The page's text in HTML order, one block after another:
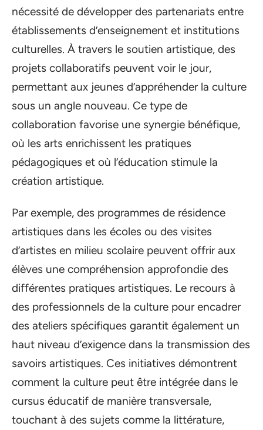
nécessité de développer des partenariats entre
établissements d’enseignement et institutions
culturelles. À travers le soutien artistique, des
projets collaboratifs peuvent voir le jour,
permettant aux jeunes d’appréhender la culture
sous un angle nouveau. Ce type de
collaboration favorise une synergie bénéfique,
où les arts enrichissent les pratiques
pédagogiques et où l’éducation stimule la
création artistique.
Par exemple, des programmes de résidence
artistiques dans les écoles ou des visites
d’artistes en milieu scolaire peuvent offrir aux
élèves une compréhension approfondie des
différentes pratiques artistiques. Le recours à
des professionnels de la culture pour encadrer
des ateliers spécifiques garantit également un
haut niveau d’exigence dans la transmission des
savoirs artistiques. Ces initiatives démontrent
comment la culture peut être intégrée dans le
cursus éducatif de manière transversale,
touchant à des sujets comme la littérature,